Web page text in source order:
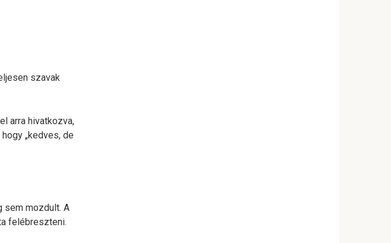
szavak
arra hivatkozva,
„kedves, de
sem mozdult. A
felébreszteni.